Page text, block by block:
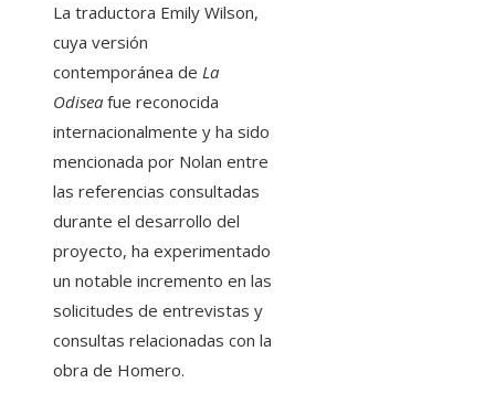
La traductora Emily Wilson,
cuya versión
contemporánea de La
Odisea fue reconocida
internacionalmente y ha sido
mencionada por Nolan entre
las referencias consultadas
durante el desarrollo del
proyecto, ha experimentado
un notable incremento en las
solicitudes de entrevistas y
consultas relacionadas con la
obra de Homero.